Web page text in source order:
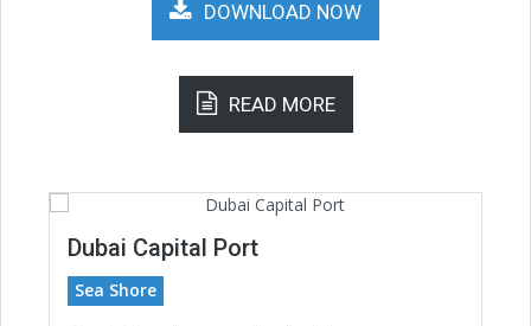
DOWNLOAD NOW
READ MORE
Dubai Capital Port
Sea Shore